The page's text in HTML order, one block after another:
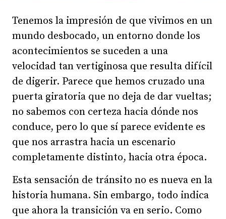
Tenemos la impresión de que vivimos en un
mundo desbocado, un entorno donde los
acontecimientos se suceden a una
velocidad tan vertiginosa que resulta difícil
de digerir. Parece que hemos cruzado una
puerta giratoria que no deja de dar vueltas;
no sabemos con certeza hacia dónde nos
conduce, pero lo que sí parece evidente es
que nos arrastra hacia un escenario
completamente distinto, hacia otra época.
Esta sensación de tránsito no es nueva en la
historia humana. Sin embargo, todo indica
que ahora la transición va en serio. Como